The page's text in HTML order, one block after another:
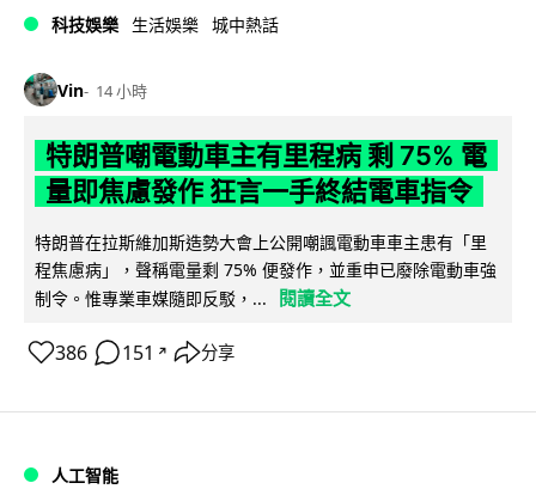
科技娛樂 生活娛樂 城中熱話
Vin 14 小時
特朗普嘲電動車主有里程病 剩 75% 電
量即焦慮發作 狂言一手終結電車指令
特朗普在拉斯維加斯造勢大會上公開嘲諷電動車車主患有「里
程焦慮病」，聲稱電量剩 75% 便發作，並重申已廢除電動車強
制令。惟專業車媒隨即反駁，...
閱讀全文
386 151 ↗ 分享
人工智能